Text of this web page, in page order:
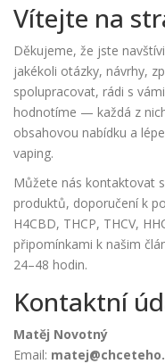
Vítejte na
Děkujeme, že jste
jakékoli otázky, návrhy,
spolupracovat, rádi s
hodnotíme — každá z
obsahovou nabídku a
vaping.
Můžete nás kontaktovat
produktů, doporučení k
H4CBD, THCP, THCV,
připomínkami k našim
24–48 hodin.
Kontaktní
Matěj Novotný
Email: